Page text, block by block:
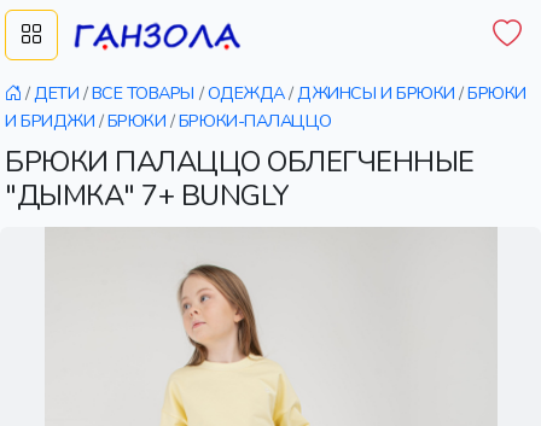
/ДЕТИ /ВСЕ ТОВАРЫ /ОДЕЖДА/ДЖИНСЫ И БРЮКИ /БРЮКИ
И БРИДЖИ /БРЮКИ /БРЮКИ-ПАЛАЦЦО
БРЮКИ ПАЛАЦЦО ОБЛЕГЧЕННЫЕ
"ДЫМКА" 7+ BUNGLY